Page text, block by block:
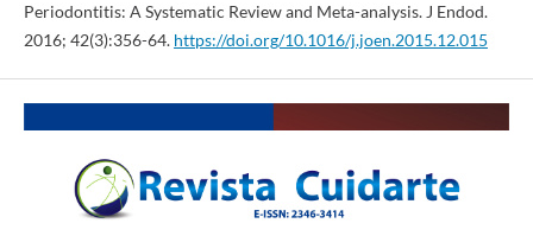
Periodontitis: A Systematic Review and Meta-analysis. J Endod.
2016; 42(3):356-64. https://doi.org/10.1016/j.joen.2015.12.015